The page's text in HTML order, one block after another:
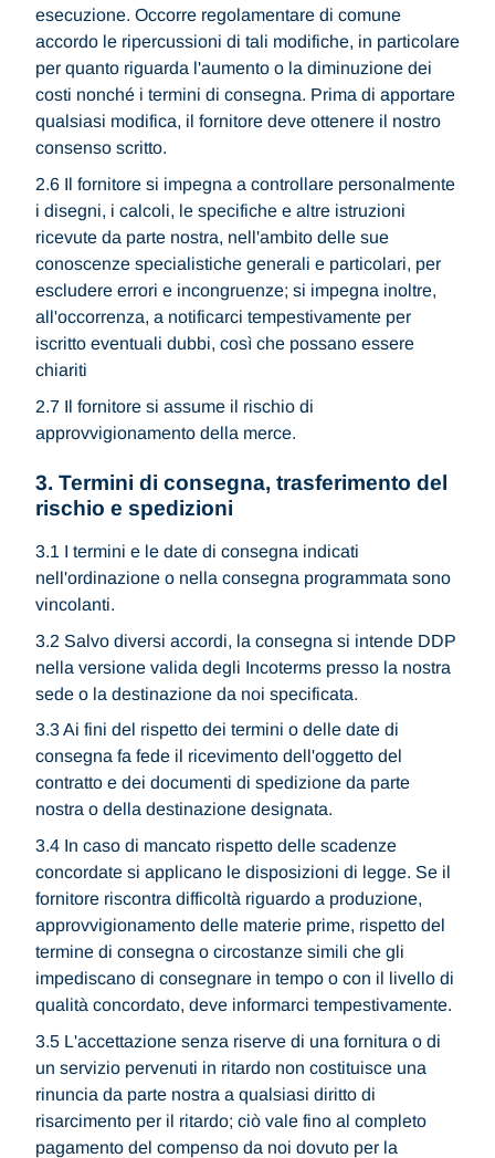
esecuzione. Occorre regolamentare di comune
accordo le ripercussioni di tali modifiche, in particolare
per quanto riguarda l'aumento o la diminuzione dei
costi nonché i termini di consegna. Prima di apportare
qualsiasi modifica, il fornitore deve ottenere il nostro
consenso scritto.
2.6 Il fornitore si impegna a controllare personalmente
i disegni, i calcoli, le specifiche e altre istruzioni
ricevute da parte nostra, nell'ambito delle sue
conoscenze specialistiche generali e particolari, per
escludere errori e incongruenze; si impegna inoltre,
all'occorrenza, a notificarci tempestivamente per
iscritto eventuali dubbi, così che possano essere
chiariti
2.7 Il fornitore si assume il rischio di
approvvigionamento della merce.
3. Termini di consegna, trasferimento del
rischio e spedizioni
3.1 I termini e le date di consegna indicati
nell'ordinazione o nella consegna programmata sono
vincolanti.
3.2 Salvo diversi accordi, la consegna si intende DDP
nella versione valida degli Incoterms presso la nostra
sede o la destinazione da noi specificata.
3.3 Ai fini del rispetto dei termini o delle date di
consegna fa fede il ricevimento dell'oggetto del
contratto e dei documenti di spedizione da parte
nostra o della destinazione designata.
3.4 In caso di mancato rispetto delle scadenze
concordate si applicano le disposizioni di legge. Se il
fornitore riscontra difficoltà riguardo a produzione,
approvvigionamento delle materie prime, rispetto del
termine di consegna o circostanze simili che gli
impediscano di consegnare in tempo o con il livello di
qualità concordato, deve informarci tempestivamente.
3.5 L'accettazione senza riserve di una fornitura o di
un servizio pervenuti in ritardo non costituisce una
rinuncia da parte nostra a qualsiasi diritto di
risarcimento per il ritardo; ciò vale fino al completo
pagamento del compenso da noi dovuto per la